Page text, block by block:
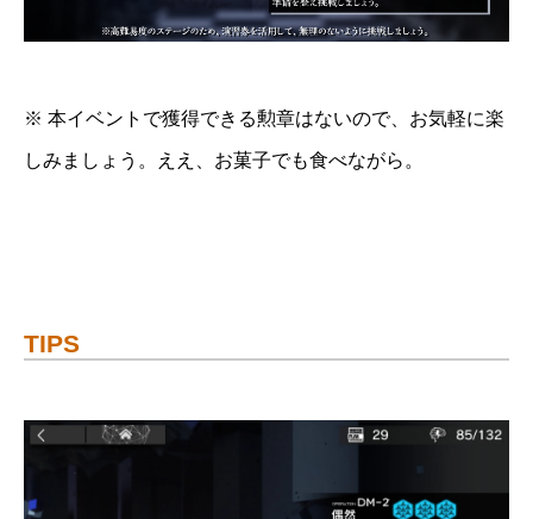
※ 本イベントで獲得できる勲章はないので、お気軽に楽
しみましょう。ええ、お菓子でも食べながら。
TIPS